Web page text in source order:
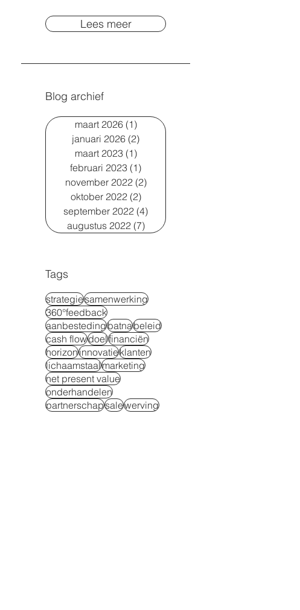
Lees meer
Blog archief
maart 2026 (1)1 post
januari 2026 (2)
maart 2023 (1)1 post
februari 2023 (1)
november 2022 (2)2 posts
oktober 2022 (2)2 posts
september 2022 (4)
augustus 2022 (7)7 posts
Tags
strategiesamenwerking
360°feedback
aanbestedingbatnabeleid
cash flowdoelfinanciën
horizoninnovatieklanten
lichaamstaalmarketing
net present value
onderhandelen
partnerschapsalewerving